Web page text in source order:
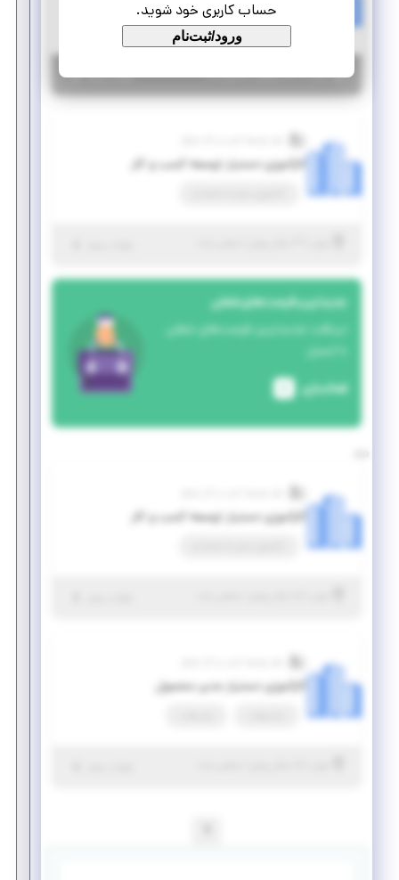
حساب کاربری خود شوید.
ورود/ثبت‌نام
دورکاری پاره وقت
تهران |۲ ماه پیش | منقضی شده جزئیات بیشتر
کارآموزی دستیار توسعه کسب و کار
جدیدترین فرصت‌های شغلی
دریافت جدیدترین فرصت‌های شغلی
با ایمیل
فعالسازی
کارآموزی دستیار توسعه کسب و کار
کارآموزی دستیار مدیر محصول